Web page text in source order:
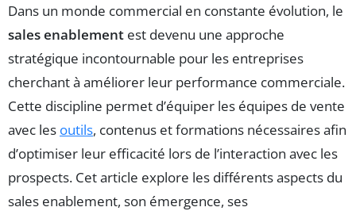
Dans un monde commercial en constante évolution, le
sales enablement est devenu une approche
stratégique incontournable pour les entreprises
cherchant à améliorer leur performance commerciale.
Cette discipline permet d’équiper les équipes de vente
avec les outils, contenus et formations nécessaires afin
d’optimiser leur efficacité lors de l’interaction avec les
prospects. Cet article explore les différents aspects du
sales enablement, son émergence, ses